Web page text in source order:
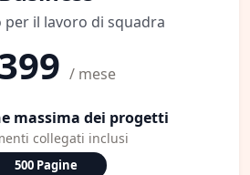
il lavoro di squadra
/ mese
massima dei progetti
collegati inclusi
500 Pagine